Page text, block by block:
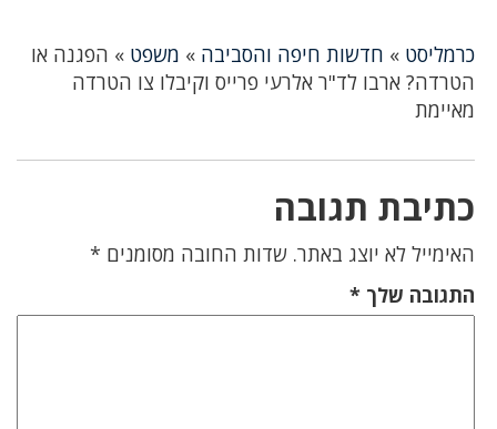
כרמליסט » חדשות חיפה והסביבה » משפט » הפגנה או
הטרדה? ארבו לד"ר אלרעי פרייס וקיבלו צו הטרדה
מאיימת
כתיבת תגובה
האימייל לא יוצג באתר. שדות החובה מסומנים *
התגובה שלך *